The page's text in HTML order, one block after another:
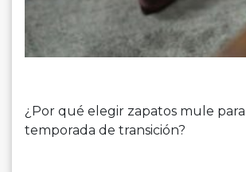
¿Por qué elegir zapatos mule
temporada de transición?